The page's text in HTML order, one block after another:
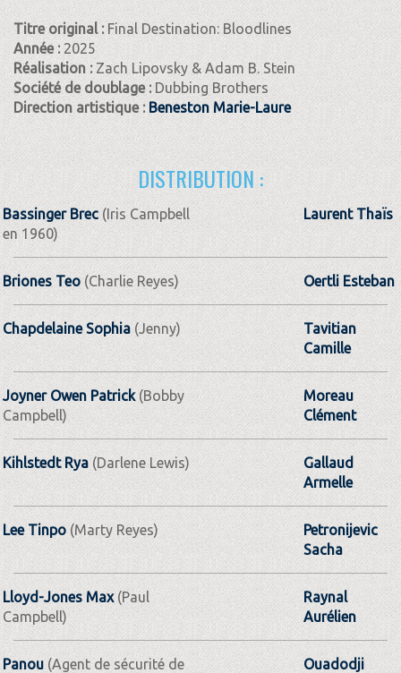
Titre original : Final Destination: Bloodlines
Année : 2025
Réalisation :Zach Lipovsky & Adam B. Stein
Société de doublage :Dubbing Brothers
Direction artistique : Beneston Marie-Laure
DISTRIBUTION :
Bassinger Brec (Iris Campbell
en 1960)
Laurent Thaïs
Briones Teo (Charlie Reyes) Oertli Esteban
Chapdelaine Sophia (Jenny)
Tavitian
Camille
Joyner Owen Patrick(Bobby
Campbell)
Moreau
Clément
Kihlstedt Rya (Darlene Lewis)
Gallaud
Armelle
Lee Tinpo(Marty Reyes)
Petronijevic
Sacha
Lloyd-Jones Max(Paul
Campbell)
Raynal
Aurélien
Panou(Agent de sécurité de
Ouadodji